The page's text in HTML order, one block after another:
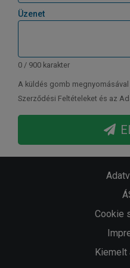
Üzenet
0 / 900 karakter
A küldés gomb
Szerződési Feltételeket és az
Cookie
Kiemelt